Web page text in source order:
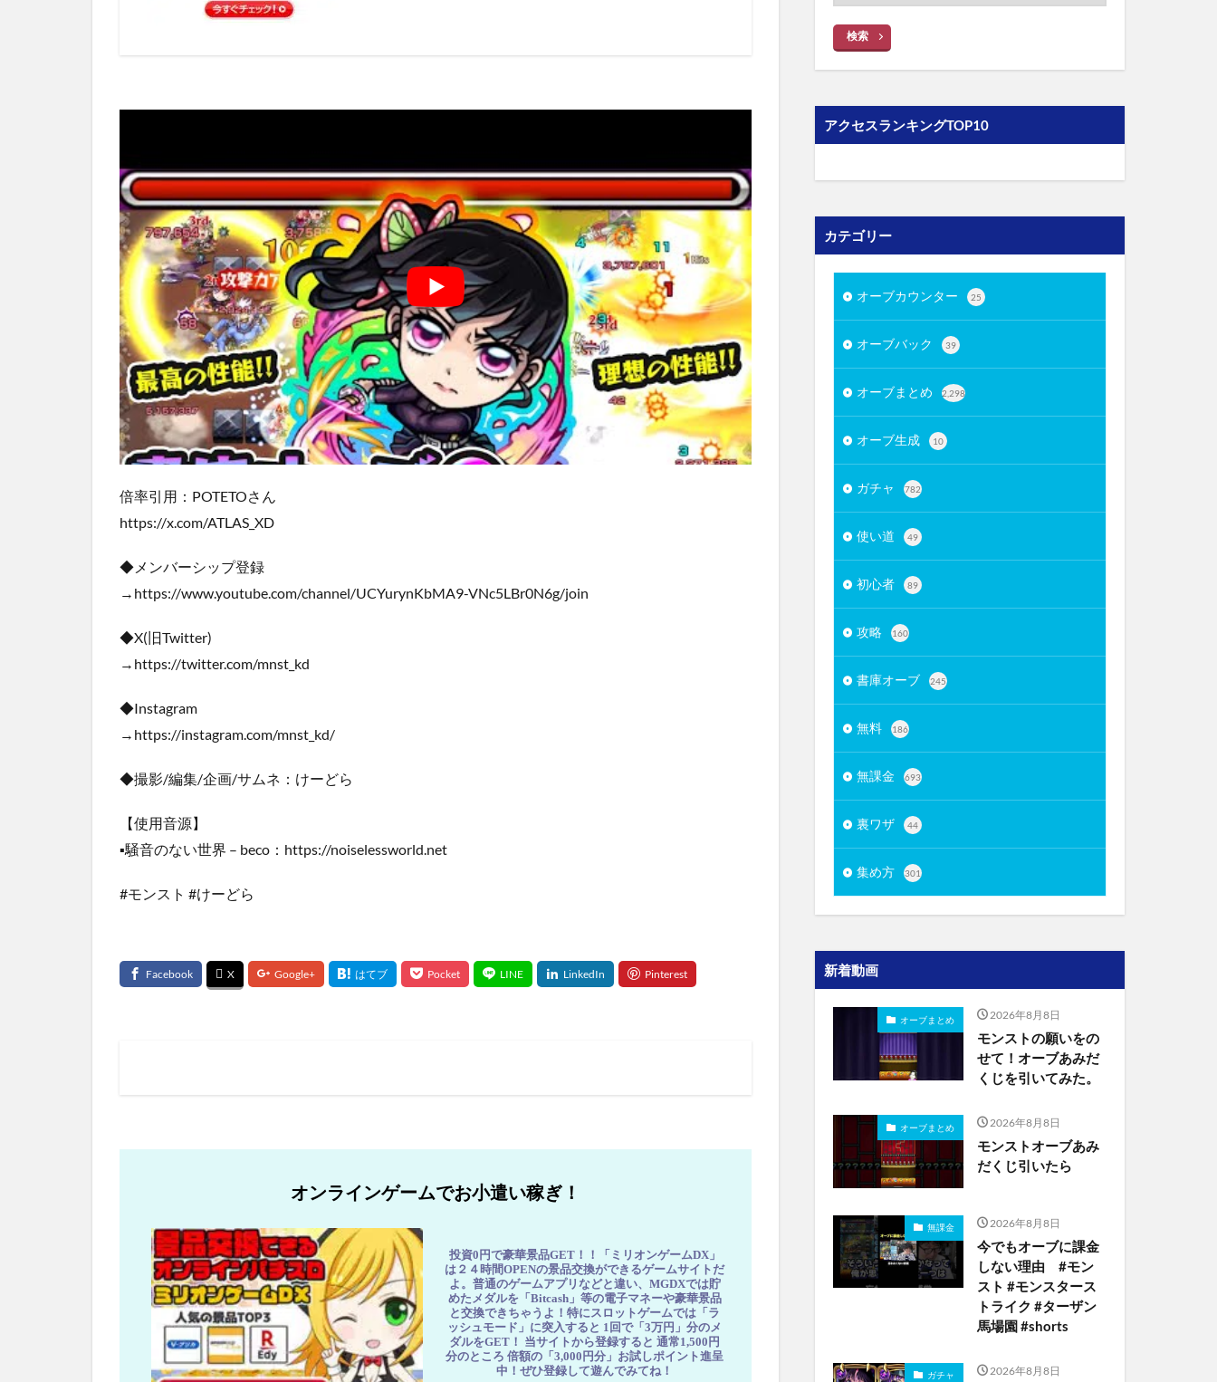
倍率引用：POTETOさん
https://x.com/ATLAS_XD
◆メンバーシップ登録
→https://www.youtube.com/channel/UCYurynKbMA9-VNc5LBr0N6g/join
◆X(旧Twitter)
→https://twitter.com/mnst_kd
◆Instagram
→https://instagram.com/mnst_kd/
◆撮影/編集/企画/サムネ：けーどら
【使用音源】
▪️騒音のない世界 – beco：https://noiselessworld.net
#モンスト #けーどら
オンラインゲームでお小遣い稼ぎ！
投資0円で豪華景品GET！！「ミリオンゲームDX」
は２４時間OPENの景品交換ができるゲームサイトだ
よ。普通のゲームアプリなどと違い、MGDXでは貯
めたメダルを「Bitcash」等の電子マネーや豪華景品
と交換できちゃうよ！特にスロットゲームでは「ラ
ッシュモード」に突入すると 1回で「3万円」分のメ
ダルをGET！ 当サイトから登録すると 通常1,500円
分のところ 倍額の「3,000円分」お試しポイント進呈
中！ぜひ登録して遊んでみてね！
検索
アクセスランキングTOP10
カテゴリー
オーブカウンター 25
オーブバック 39
オーブまとめ 2,298
オーブ生成 10
ガチャ 782
使い道 49
初心者 89
攻略 160
書庫オーブ 245
無料 186
無課金 693
裏ワザ 44
集め方 301
新着動画
オーブまとめ 2026年8月8日
モンストの願いをの
せて！オーブあみだ
くじを引いてみた。
オーブまとめ 2026年8月8日
モンストオーブあみ
だくじ引いたら
無課金 2026年8月8日
今でもオーブに課金
しない理由 #モン
スト #モンスタース
トライク #ターザン
馬場園 #shorts
ガチャ 2026年8月8日